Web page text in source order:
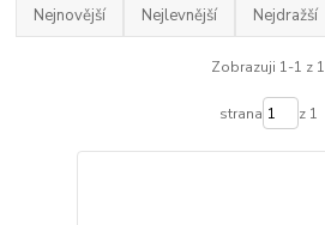
Nejnovější Nejlevnější Nejdražší
Zobrazuji 1-1 z 1
strana z 1